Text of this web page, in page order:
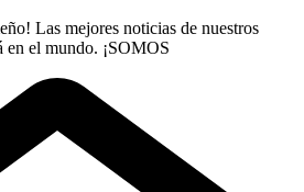
Las mejores noticias de nuestros
en el mundo. ¡SOMOS